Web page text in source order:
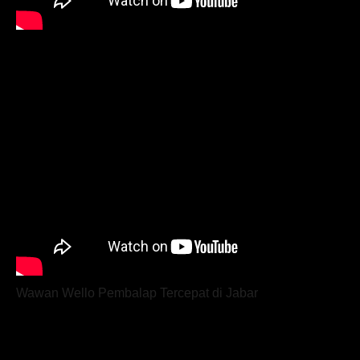
Wawan Wello Pembalap Tercepat di Jabar